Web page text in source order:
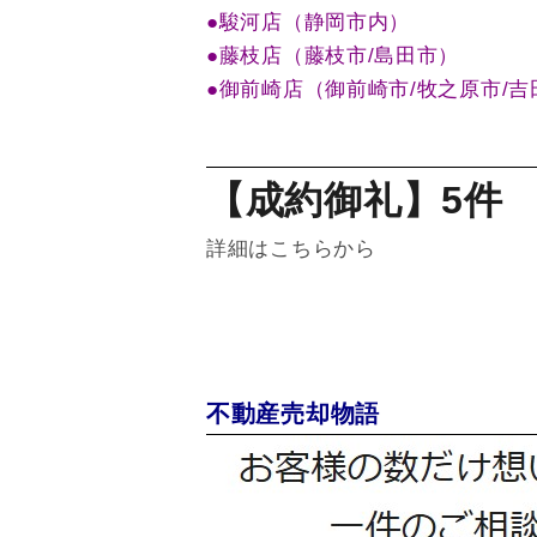
●駿河店（静岡市内）
●藤枝店（藤枝市/島田市）
●御前崎店（御前崎市/牧之原市/吉
【成約御礼】5件
詳細はこちらから
不動産売却物語